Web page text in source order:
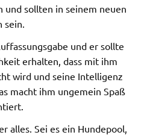
und sollten in seinem neuen
und er sollte
erhalten, dass mit ihm
wird und seine Intelligenz
macht ihm ungemein Spaß
alles. Sei es ein Hundepool,